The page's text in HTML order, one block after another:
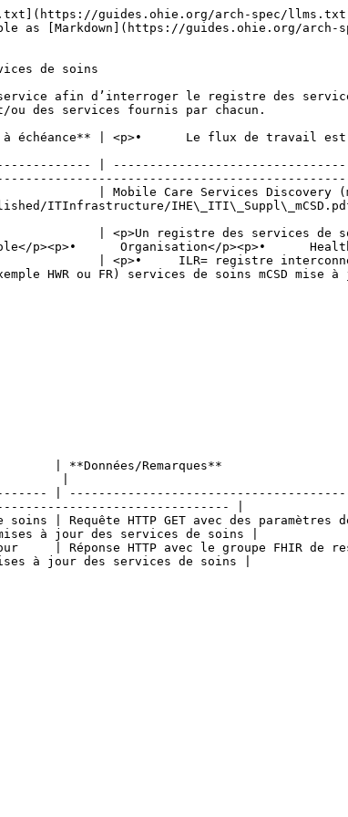
guides.ohie.org/arch-spec/
as [Markdown](https://guides.ohie.org/
de soins
afin d’interroger le registre des
des services fournis par chacun.
| <p>•      Le flux de travail
p>
|
| Mobile Care Services Discovery
ITInfrastructure/
| <p>Un registre des services de
p><p>•      Organisation</p><p>•
ILR= registre interconnecté​,
HWR ou FR) services de soins mCSD mise
**Données/Remarques**
|
|
|
| Requête HTTP GET avec des
à jour des services de soins |
| Réponse HTTP avec le groupe FHIR de